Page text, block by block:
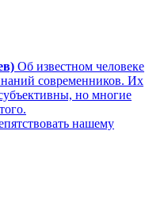
Об известном человеке
современников. Их
но многие
нашему